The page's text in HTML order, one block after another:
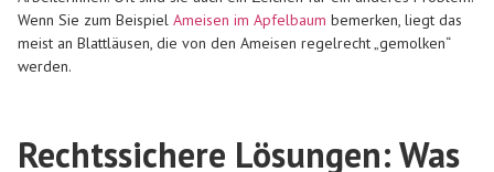
Wenn Sie zum Beispiel Ameisen im Apfelbaum bemerken, liegt das
meist an Blattläusen, die von den Ameisen regelrecht „gemolken“
werden.
Rechtssichere Lösungen: Was